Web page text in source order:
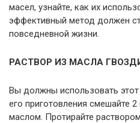
масел, узнайте, как их
эффективный метод должен
повседневной жизни.
РАСТВОР ИЗ МАСЛА
Вы должны использовать
его приготовления смешайте
маслом. Протирайте